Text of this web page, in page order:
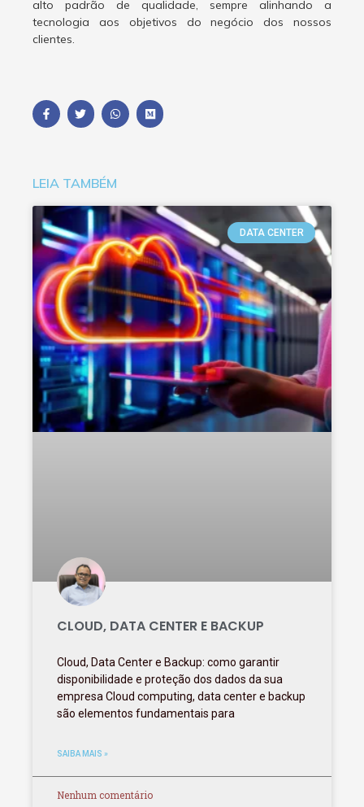
alto padrão de qualidade, sempre alinhando a
tecnologia aos objetivos do negócio dos nossos
clientes.
LEIA TAMBÉM
DATA CENTER
CLOUD, DATA CENTER E BACKUP
Cloud, Data Center e Backup: como garantir
disponibilidade e proteção dos dados da sua
empresa Cloud computing, data center e backup
são elementos fundamentais para
SAIBA MAIS »
Nenhum comentário